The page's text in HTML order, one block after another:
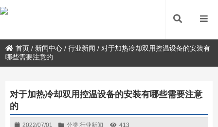
首页 / 新闻中心 /行业新闻 / 对于加热冷却双用控温设备的安装有
哪些需要注意的
对于加热冷却双用控温设备的安装有哪些需要注意
的
2022/07/01 分类:行业新闻 413